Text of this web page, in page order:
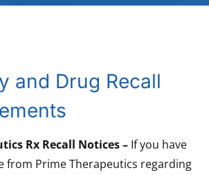
and Drug Recall
Rx Recall Notices – If you have
from Prime Therapeutics regarding